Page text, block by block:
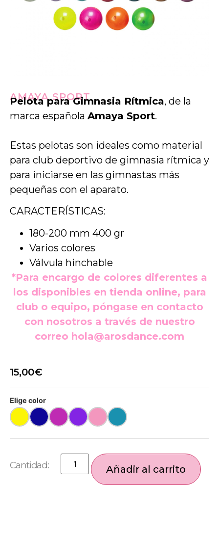
AMAYA SPORT
Pelota para Gimnasia Rítmica, de la
marca española Amaya Sport.
Estas pelotas son ideales como material
para club deportivo de gimnasia rítmica y
para iniciarse en las gimnastas más
pequeñas con el aparato.
CARACTERÍSTICAS:
180-200 mm 400 gr
Varios colores
Válvula hinchable
*Para encargo de colores diferentes a
los disponibles en tienda online, para
club o equipo, póngase en contacto
con nosotros a través de nuestro
correo hola@arosdance.com
15,00€
Elige color
Añadir al carrito